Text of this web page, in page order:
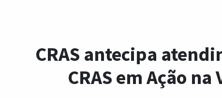
CRAS antecipa
CRAS em Ação